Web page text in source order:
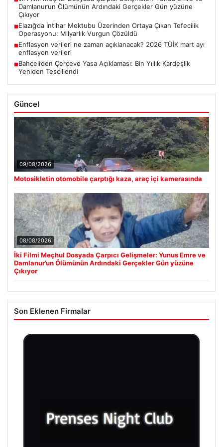
Damlanur’un Ölümünün Ardındaki Gerçekler Gün yüzüne
Çıkıyor
■Elazığ’da İntihar Mektubu Üzerinden Ortaya Çıkan Tefecilik
Operasyonu: Milyarlık Vurgun Çözüldü
■Enflasyon verileri ne zaman açıklanacak? 2026 TÜİK mart ayı
enflasyon verileri
■Bahçeli’den Çerçeve Yasa Açıklaması: Bin Yıllık Kardeşlik
Yeniden Tescillendi
Güncel
09/08/2026
Motosikletin otomobile çarptığı kaza, araç içi kamerasında
08/08/2026
İki Filmi Meçhul Dosyada Çarpıcı Gelişmeler: Yunus Emre ve
Damlanur’un Ölümünün Ardındaki Gerçekler Gün yüzüne
Çıkıyor
Son Eklenen Firmalar